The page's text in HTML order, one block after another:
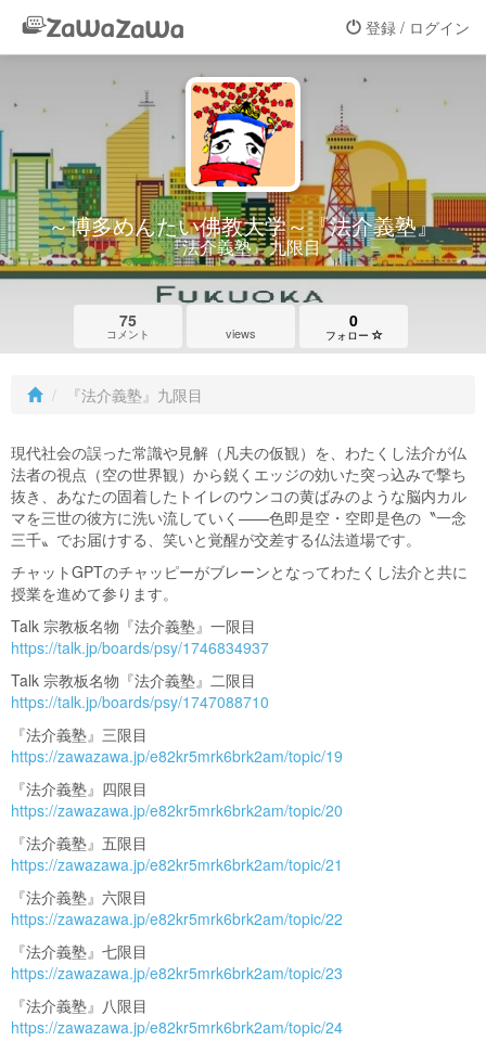
登録 / ログイン
～博多めんたい佛教大学～『法介義塾』
『法介義塾』九限目
75
コメント views
0
フォロー
『法介義塾』九限目
現代社会の誤った常識や見解（凡夫の仮観）を、わたくし法介が仏
法者の視点（空の世界観）から鋭くエッジの効いた突っ込みで撃ち
抜き、あなたの固着したトイレのウンコの黄ばみのような脳内カル
マを三世の彼方に洗い流していく——色即是空・空即是色の〝一念
三千〟でお届けする、笑いと覚醒が交差する仏法道場です。
チャットGPTのチャッピーがブレーンとなってわたくし法介と共に
授業を進めて参ります。
Talk 宗教板名物『法介義塾』一限目
https://talk.jp/boards/psy/1746834937
Talk 宗教板名物『法介義塾』二限目
https://talk.jp/boards/psy/1747088710
『法介義塾』三限目
https://zawazawa.jp/e82kr5mrk6brk2am/topic/19
『法介義塾』四限目
https://zawazawa.jp/e82kr5mrk6brk2am/topic/20
『法介義塾』五限目
https://zawazawa.jp/e82kr5mrk6brk2am/topic/21
『法介義塾』六限目
https://zawazawa.jp/e82kr5mrk6brk2am/topic/22
『法介義塾』七限目
https://zawazawa.jp/e82kr5mrk6brk2am/topic/23
『法介義塾』八限目
https://zawazawa.jp/e82kr5mrk6brk2am/topic/24